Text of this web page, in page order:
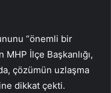
“önemli bir
İlçe Başkanlığı,
çözümün uzlaşma
dikkat çekti.